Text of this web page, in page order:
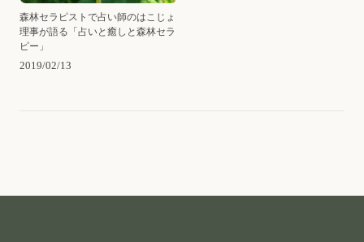
森林セラピストで占い師のはこじょ
理事が語る「占いと癒しと森林セラ
ピー」
2019/02/13